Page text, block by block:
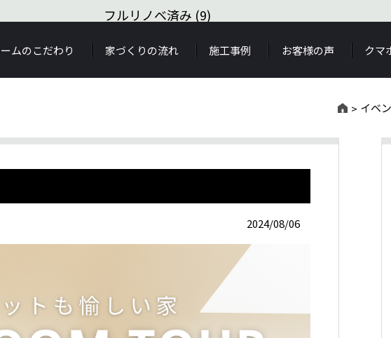
フルリノベ済み (9)
ムのこだわり 家づくりの流れ 施工事例 お客様の声 クマ
イベ
2024/08/06